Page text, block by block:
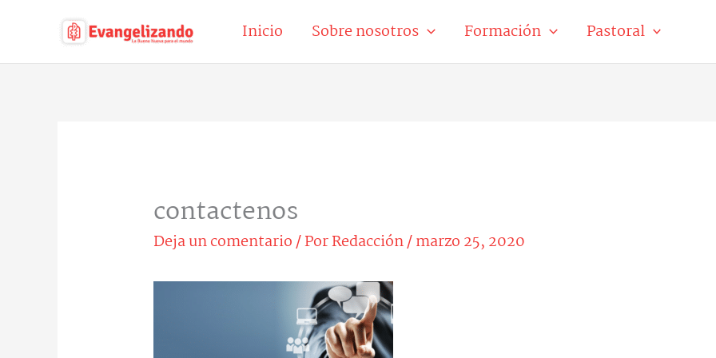
contenido
Inicio Sobre nosotros Formación Pastoral
contactenos
Deja un comentario/ PorRedacción/marzo 25, 2020